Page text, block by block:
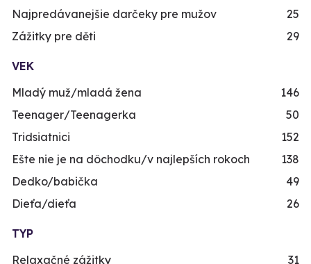
Najpredávanejšie darčeky pre mužov
25
Zážitky pre děti
29
VEK
Mladý muž/mladá žena
146
Teenager/Teenagerka
50
Tridsiatnici
152
Ešte nie je na dôchodku/v najlepších rokoch
138
Dedko/babička
49
Dieťa/dieťa
26
TYP
Relaxačné zážitky
31